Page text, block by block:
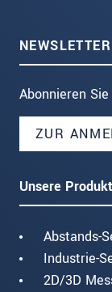
NEWSLETTER
Abonnieren
ZUR
Unsere
Abstands-
Industrie-
2D/3D